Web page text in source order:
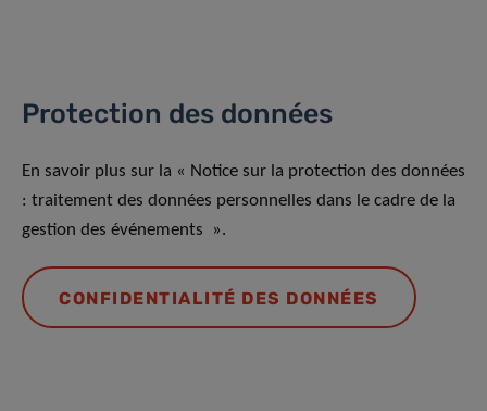
Protection des données
En savoir plus sur la « Notice sur la protection des données
: traitement des données personnelles dans le cadre de la
gestion des événements ».
CONFIDENTIALITÉ DES DONNÉES